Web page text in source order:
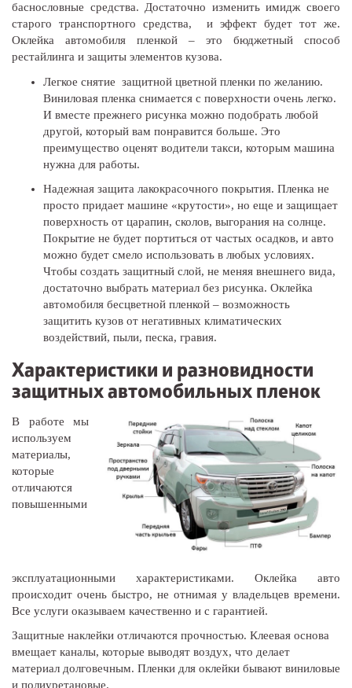
баснословные средства. Достаточно изменить имидж своего
старого транспортного средства, и эффект будет тот же.
Оклейка автомобиля пленкой – это бюджетный способ
рестайлинга и защиты элементов кузова.
Легкое снятие защитной цветной пленки по желанию.
Виниловая пленка снимается с поверхности очень легко.
И вместе прежнего рисунка можно подобрать любой
другой, который вам понравится больше. Это
преимущество оценят водители такси, которым машина
нужна для работы.
Надежная защита лакокрасочного покрытия. Пленка не
просто придает машине «крутости», но еще и защищает
поверхность от царапин, сколов, выгорания на солнце.
Покрытие не будет портиться от частых осадков, и авто
можно будет смело использовать в любых условиях.
Чтобы создать защитный слой, не меняя внешнего вида,
достаточно выбрать материал без рисунка. Оклейка
автомобиля бесцветной пленкой – возможность
защитить кузов от негативных климатических
воздействий, пыли, песка, гравия.
Характеристики и разновидности
защитных автомобильных пленок
В работе мы
используем
материалы,
которые
отличаются
повышенными
эксплуатационными характеристиками. Оклейка авто
происходит очень быстро, не отнимая у владельцев времени.
Все услуги оказываем качественно и с гарантией.
Защитные наклейки отличаются прочностью. Клеевая основа
вмещает каналы, которые выводят воздух, что делает
материал долговечным. Пленки для оклейки бывают виниловые
и полиуретановые.